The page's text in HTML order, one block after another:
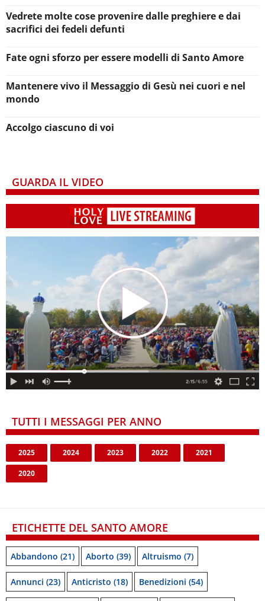
Vedrete molte cose provenire dalle preghiere e dai
sacrifici dei fedeli defunti
Fate ogni sforzo per essere modelli di Santo Amore
Mantenere vivo il Messaggio di Gesù nei cuori e nel
mondo
Accolgo ciascuno di voi
GUARDA IL VIDEO
TUTTI I MESSAGGI PER ANNO
2025 2024 2023 2022 2021
2020
ETICHETTE DEL SANTO AMORE
Abbandono (21) Aborto (39) Altruismo (7)
Annunci (23) Anticristo (18) Benedizioni (54)